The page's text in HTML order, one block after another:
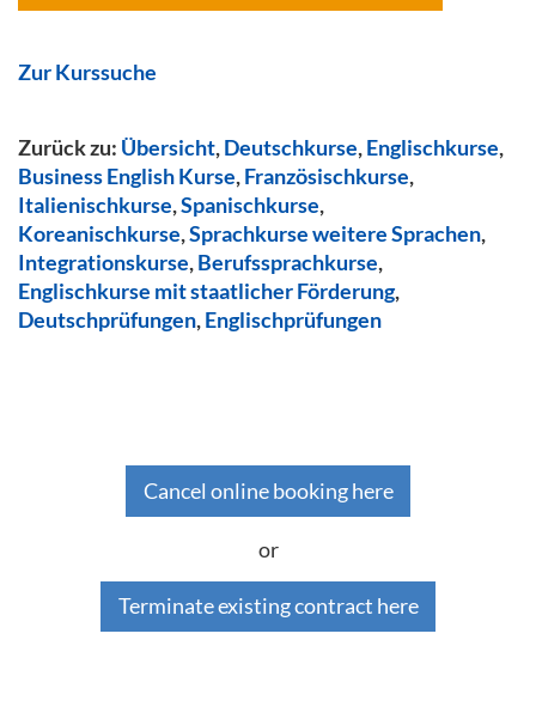
Zur Kurssuche
Zurück zu: Übersicht,Deutschkurse,Englischkurse,
Business English Kurse,Französischkurse,
Italienischkurse,Spanischkurse,
Koreanischkurse,Sprachkurse weitere Sprachen,
Integrationskurse,Berufssprachkurse,
Englischkurse mit staatlicher Förderung,
Deutschprüfungen,Englischprüfungen
Cancel online booking here
or
Terminate existing contract here